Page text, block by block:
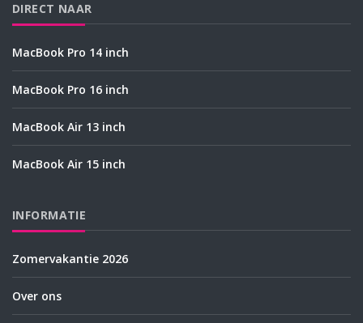
DIRECT NAAR
MacBook Pro 14 inch
MacBook Pro 16 inch
MacBook Air 13 inch
MacBook Air 15 inch
INFORMATIE
Zomervakantie 2026
Over ons